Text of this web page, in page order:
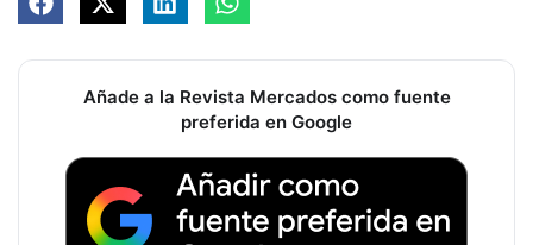
Añade a la Revista Mercados como fuente
preferida en Google